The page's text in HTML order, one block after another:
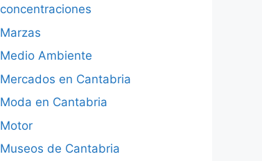
concentraciones
Marzas
Medio Ambiente
Mercados en Cantabria
Moda en Cantabria
Motor
Museos de Cantabria